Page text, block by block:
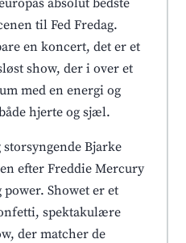
til Fed Fredag.
en koncert, det er et
show, der i over et
med en energi og
hjerte og sjæl.
Bjarke
efter Freddie Mercury
Showet er et
spektakulære
der matcher de